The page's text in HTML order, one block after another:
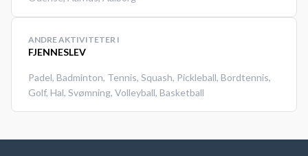
ANDRE AKTIVITETER I
FJENNESLEV
Padel, Badminton, Tennis, Squash, Pickleball, Bordtennis,
Golf, Hal, Svømning, Volleyball, Basketball